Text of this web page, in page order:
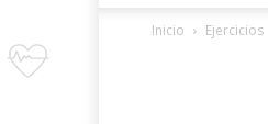
Inicio Ejercicios